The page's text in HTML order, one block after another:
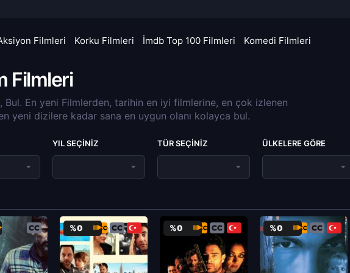
Filmleri Korku Filmleri İmdb Top 100 Filmleri Komedi Filmleri
Filmleri
Bul. En yeni Filmlerden, tarihin en iyi filmlerine, en çok izlenen
yeni dizilere kadar sana en uygun olanı kolayca bul.
YIL SEÇINIZ TÜR SEÇINIZ ÜLKELERE GÖRE
%0 %0 %0